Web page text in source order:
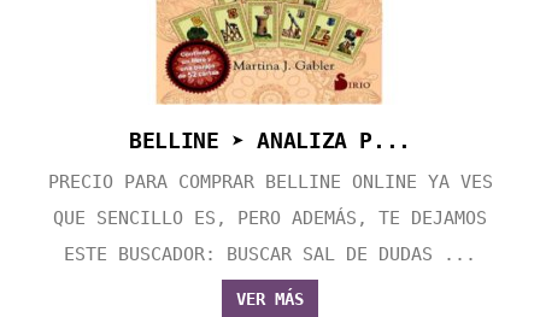
BELLINE ➤ ANALIZA P...
PRECIO PARA COMPRAR BELLINE ONLINE YA VES
QUE SENCILLO ES, PERO ADEMÁS, TE DEJAMOS
ESTE BUSCADOR: BUSCAR SAL DE DUDAS ...
VER MÁS